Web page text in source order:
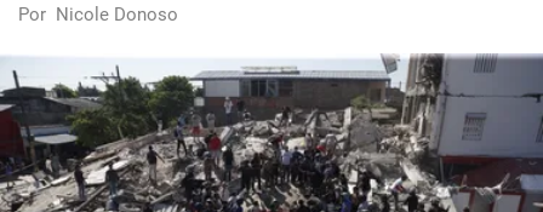
Por Nicole Donoso